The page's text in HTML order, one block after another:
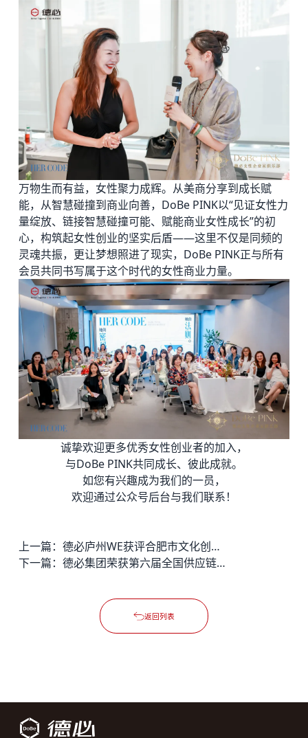
万物生而有益，女性聚力成辉。从美商分享到成长赋
能，从智慧碰撞到商业向善，DoBe PINK以“见证女性力
量绽放、链接智慧碰撞可能、赋能商业女性成长”的初
心，构筑起女性创业的坚实后盾——这里不仅是同频的
灵魂共振，更让梦想照进了现实，DoBe PINK正与所有
会员共同书写属于这个时代的女性商业力量。
诚挚欢迎更多优秀女性创业者的加入，
与DoBe PINK共同成长、彼此成就。
如您有兴趣成为我们的一员，
欢迎通过公众号后台与我们联系！
上一篇：
德必庐州WE获评合肥市文化创意园区
下一篇：
德必集团荣获第六届全国供应链大赛一等奖
返回列表